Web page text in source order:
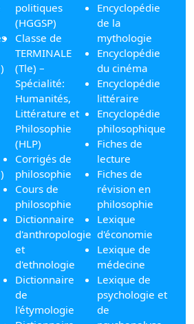
politiques
(HGGSP)
Classe de
TERMINALE
(Tle) –
Spécialité:
Humanités,
Littérature et
Philosophie
(HLP)
Corrigés de
philosophie
Cours de
philosophie
Dictionnaire
d'anthropologie
et
d'ethnologie
Dictionnaire
de
l'étymologie
Encyclopédie
de la
mythologie
Encyclopédie
du cinéma
Encyclopédie
littéraire
Encyclopédie
philosophique
Fiches de
lecture
Fiches de
révision en
philosophie
Lexique
d'économie
Lexique de
médecine
Lexique de
psychologie et
de